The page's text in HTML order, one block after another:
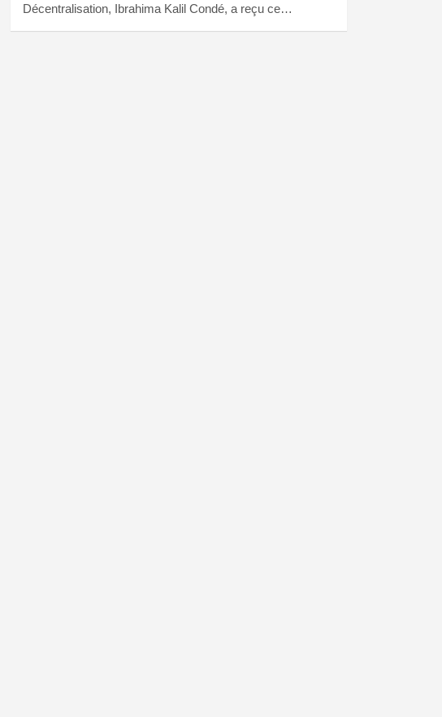
Décentralisation, Ibrahima Kalil Condé, a reçu ce…